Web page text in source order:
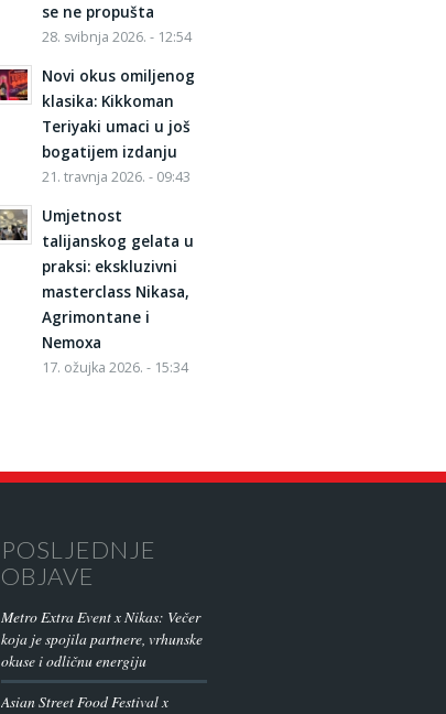
se ne propušta
28. svibnja 2026. - 12:54
Novi okus omiljenog
klasika: Kikkoman
Teriyaki umaci u još
bogatijem izdanju
21. travnja 2026. - 09:43
Umjetnost
talijanskog gelata u
praksi: ekskluzivni
masterclass Nikasa,
Agrimontane i
Nemoxa
17. ožujka 2026. - 15:34
POSLJEDNJE
OBJAVE
Metro Extra Event x Nikas: Večer
koja je spojila partnere, vrhunske
okuse i odličnu energiju
Asian Street Food Festival x